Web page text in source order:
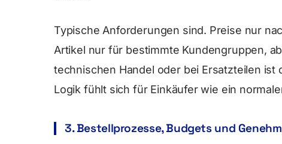
Typische Anforderungen sind. Preise nur
Artikel nur für bestimmte Kundengruppen,
technischen Handel oder bei Ersatzteilen ist
Logik fühlt sich für Einkäufer wie ein
3. Bestellprozesse, Budgets und